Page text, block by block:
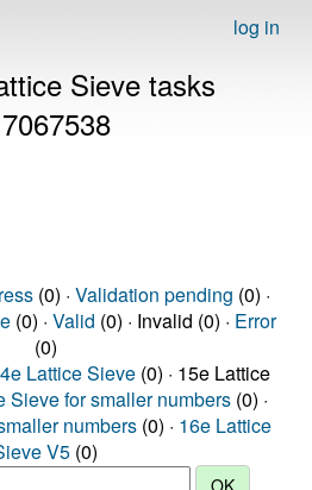
log in
Sieve tasks
(0) · Validation pending (0) ·
(0) · Valid (0) · Invalid (0) · Error
(0)
Lattice Sieve (0) · 15e Lattice
Sieve for smaller numbers (0) ·
numbers (0) · 16e Lattice
V5 (0)